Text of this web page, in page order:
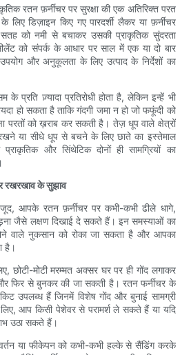
रतन फ़र्नीचर पर सुरक्षा की एक अतिरिक्त परत
डिज़ाइन किए गए पारदर्शी लैकर या फ़र्नीचर
को नमी से बचाकर उसकी प्राकृतिक सुंदरता
को संपर्क के आधार पर साल में एक या दो बार
और अनुकूलता के लिए उत्पाद के निर्देशों का
प्रति ज़्यादा प्रतिरोधी होता है, लेकिन इन्हें भी
हो सकता है ताकि गंदगी जमा न हो जो फफूंदी को
परतों को ख़राब कर सकती है। तेज़ धूप वाले क्षेत्रों
या सीधे धूप से बचने के लिए छाते का इस्तेमाल
और सिंथेटिक दोनों ही सामग्रियों का
रखरखाव के सुझाव
आपके रतन फ़र्नीचर पर कभी-कभी ढीले धागे,
जैसे लक्षण दिखाई दे सकते हैं। इन समस्याओं का
वाले नुकसान को रोका जा सकता है और आपका
है।
छोटी-मोटी मरम्मत अक्सर घर पर ही गोंद लगाकर
फिर से बुनकर की जा सकती है। रतन फर्नीचर के
उपलब्ध हैं जिनमें विशेष गोंद और बुनाई सामग्री
आप किसी पेशेवर से परामर्श ले सकते हैं या यदि
उठा सकते हैं।
या फीकेपन को कभी-कभी हल्के से सैंडिंग करके